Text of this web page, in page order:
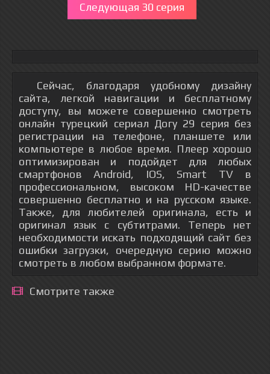
Следующая 30 серия
Сейчас, благодаря удобному дизайну
сайта, легкой навигации и бесплатному
доступу, вы можете совершенно смотреть
онлайн турецкий сериал Догу 29 серия без
регистрации на телефоне, планшете или
компьютере в любое время. Плеер хорошо
оптимизирован и подойдет для любых
смартфонов Android, IOS, Smart TV в
профессиональном, высоком HD-качестве
совершенно бесплатно и на русском языке.
Также, для любителей оригинала, есть и
оригинал язык с субтитрами. Теперь нет
необходимости искать подходящий сайт без
ошибки загрузки, очередную серию можно
смотреть в любом выбранном формате.
Смотрите также